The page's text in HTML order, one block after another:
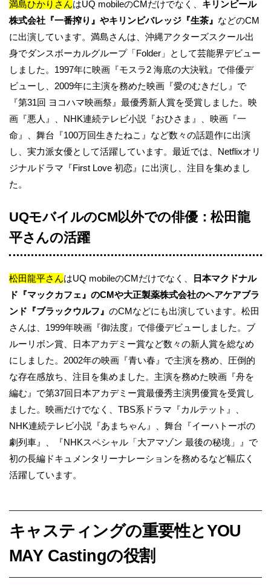
満島ひかりさんはUQ mobileのCMだけでなく、 キリンビール
株式会社『一番搾り』やキリンビバレッジ『生茶』 などのCM
に出演しています。満島さんは、沖縄アクターズスクール出
身でダンスボーカルグループ「Folder」として芸能界デビュー
しました。1997年に映画『モスラ2 海底の大決戦』で俳優デ
ビューし、2009年に主演を務めた映画『愛のむきだし』で
『第31回 ヨコハマ映画祭』最優秀新人賞を受賞しました。映
画『悪人』、NHK連続テレビ小説『おひさま』、映画『一
命』、舞台『100万回生きたねこ』など数々の話題作に出演
し、実力派女優として活躍しています。最近では、Netflixオリ
ジナルドラマ『First Love 初恋』に出演し、注目を集めまし
た。
UQモバイルのCM以外での俳優：松田龍
平さんの活躍
松田龍平さんはUQ mobileのCMだけでなく、
日本マクドナル
ド『マックカフェ』のCMや大正製薬株式会社のヘアケアブラ
ンド『ブラックウルフ』 のCMなどにも出演しています。松田
さんは、1999年映画『御法度』で俳優デビューしました。ブ
ルーリボン賞、日本アカデミー賞など数々の新人賞を総なめ
にしました。2002年の映画『青い春』で主演を務め、圧倒的
な存在感放ち、注目を集めました。主演を務めた映画『舟を
編む』で第37回日本アカデミー賞最優秀主演男優賞を受賞し
ました。映画だけでなく、TBS系ドラマ『カルテット』、
NHK連続テレビ小説『あまちゃん』、舞台『イーハトーボの
劇列車』、『NHKスペシャル「大アマゾン 最後の秘境」』で
初の長編ドキュメンタリーナレーションを務めるなど幅広く
活躍しています。
キャスティングの重要性とYOU
MAY Castingの役割